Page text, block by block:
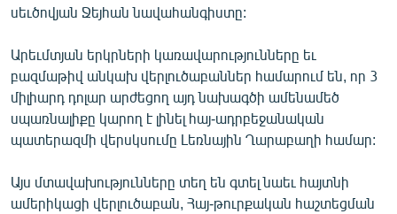
սեւծովյան Ջեյհան նավահանգիստը:
Արեւմտյան երկրների կառավարությունները եւ
բազմաթիվ անկախ վերլուծաբաններ համարում են, որ 3
միլիարդ դոլար արժեցող այդ նախագծի ամենամեծ
սպառնալիքը կարող է լինել հայ-ադրբեջանական
պատերազմի վերսկսումը Լեռնային Ղարաբաղի համար:
Այս մտավախությունները տեղ են գտել նաեւ հայտնի
ամերիկացի վերլուծաբան, Հայ-թուրքական հաշտեցման